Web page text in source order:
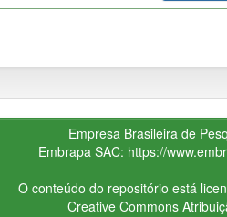
Empresa Brasileira de
Embrapa SAC: https://
O conteúdo do repositório está
Creative Commons